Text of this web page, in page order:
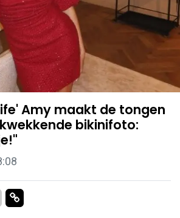
Amy maakt de tongen
bikinifoto:
op Whatsapp
via Mail
Delen via link